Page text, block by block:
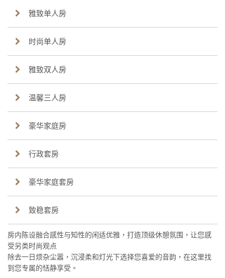
雅致单人房
时尚单人房
雅致双人房
温馨三人房
豪华家庭房
行政套房
豪华家庭套房
致稳套房
房内陈设融合感性与知性的闲适优雅，打造顶级休憩氛围，让您感
受另类时尚观点
除去一日烦杂尘嚣，沉浸柔和灯光下选择您喜爱的音韵，在这里找
到您专属的恬静享受。